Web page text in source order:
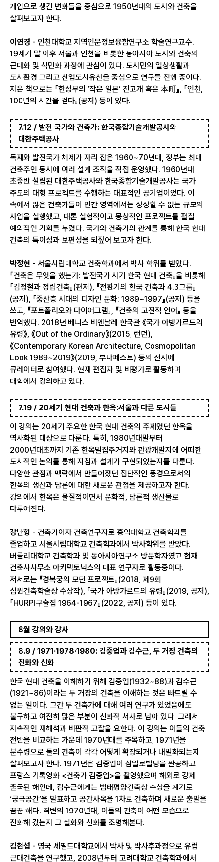
개입으로 생긴 변화들을 중심으로 1950년대의 도시와 건축을
살펴보고자 한다.
이연경 - 인천대학교 지역인문정보융합연구소 학술연구교수.
19세기 말 이후 서울과 인천을 비롯한 동아시아 도시와 건축의
근대화 및 식민화 과정에 관심이 있다. 도시민의 일상생활과
도시환경 그리고 산업도시유산을 중심으로 연구를 진행 중이다.
지은 책으로는 『한성부의 ‘작은 일본’ 진고개 혹은 本町』, 『인천,
100년의 시간을 걷다』(공저) 등이 있다.
7.12 / 발전 국가와 건축가: 한국종합기술개발공사와
대한주택공사
독재와 발전국가 체제가 자리 잡은 1960~70년대, 정부는 최대
건축주인 동시에 여러 설계 조직을 직접 운영했다. 1960년대
초중반 설립된 대한주택공사와 한국종합기술개발공사는 국가
주도의 대형 프로젝트를 수행하는 대표적인 공기업이었다. 이
속에서 많은 건축가들이 민간 영역에서는 상상할 수 없는 규모의
사업을 실행했고, 때론 실험적이고 몽상적인 프로젝트를 펼칠
예외적인 기회를 누렸다. 국가와 건축가의 관계를 통해 한국 현대
건축의 특이성과 보편성을 되짚어 보고자 한다.
박정현 - 서울시립대학교 건축학과에서 박사 학위를 받았다.
『건축은 무엇을 했는가: 발전국가 시기 한국 현대 건축』을 비롯해
『김정철과 정림건축』(편저), 『전환기의 한국 건축과 4.3그룹』
(공저), 『중산층 시대의 디자인 문화: 1989~1997』(공저) 등을
쓰고, 『포트폴리오와 다이어그램』, 『건축의 고전적 언어』 등을
번역했다. 2018년 베니스 비엔날레 한국관 《국가 아방가르드의
유령》, 《Out of the Ordinary》(2015, 런던),
《Contemporary Korean Architecture, Cosmopolitan
Look 1989~2019》(2019, 부다페스트) 등의 전시에
큐레이터로 참여했다. 현재 편집자 및 비평가로 활동하며
대학에서 강의하고 있다.
7.19 / 20세기 현대 건축과 한옥:서울과 다른 도시들
이 강의는 20세기 주요한 한국 현대 건축의 주제였던 한옥을
역사화된 대상으로 다룬다. 특히, 1980년대말부터
2000년대초까지 기존 한옥밀집주거지와 관광개발지에 어떠한
도시적인 논의를 통해 지침과 설계가 구현되었는지를 다룬다.
다양한 관점과 맥락에서 만들어졌던 집단적인 풍경으로서의
한옥의 생산과 담론에 대한 새로운 관점을 제공하고자 한다.
강의에서 한옥은 물질적이면서 문화적, 담론적 생산물로
다루어진다.
강난형 - 건축가이자 건축연구자로 홍익대학교 건축학과를
졸업하고 서울시립대학교 건축학과에서 박사학위를 받았다.
버클리대학교 건축학과 및 동아시아연구소 방문학자였고 현재
건축사사무소 아키텍토닉스의 대표 연구자로 활동중이다.
저서로는 『경복궁의 모던 프로젝트』(2018, 제9회
심원건축학술상 수상작), 『국가 아방가르드의 유령』(2019, 공저),
『HURPI구술집 1964-1967』(2022, 공저) 등이 있다.
8월 강의와 강사
8.9 / 1971·1978·1980: 김중업과 김수근, 두 거장 건축의
진화와 신화
한국 현대 건축을 이해하기 위해 김중업(1932~88)과 김수근
(1921~86)이라는 두 거장의 건축을 이해하는 것은 빠트릴 수
없는 일이다. 그간 두 건축가에 대해 여러 연구가 있었음에도
불구하고 여전히 많은 부분이 신화적 서사로 남아 있다. 그래서
지속적인 재해석과 비판적 고찰을 요한다. 이 강의는 이들의 건축
전반을 비교하는 가운데 1970년대를 주목하고, 1971년을
분수령으로 둘의 건축이 각각 어떻게 확장되거나 내밀화되는지
살펴보고자 한다. 1971년은 김중업이 삼일로빌딩을 완공하고
프랑스 기록영화 <건축가 김중업>을 촬영했으며 해외로 강제
출국된 해인데, 김수근에게는 범태평양건축상 수상을 계기로
‘궁극공간’을 발표하고 공간사옥을 1차로 건축하며 새로운 출발을
꿈꾼 해다. 격변의 1970년대, 이들의 건축이 어떤 모습으로
진화해 갔는지 그 실화와 신화를 조명해본다.
김현섭 - 영국 셰필드대학교에서 박사 및 박사후과정으로 유럽
근대건축을 연구했고, 2008년부터 고려대학교 건축학과에서